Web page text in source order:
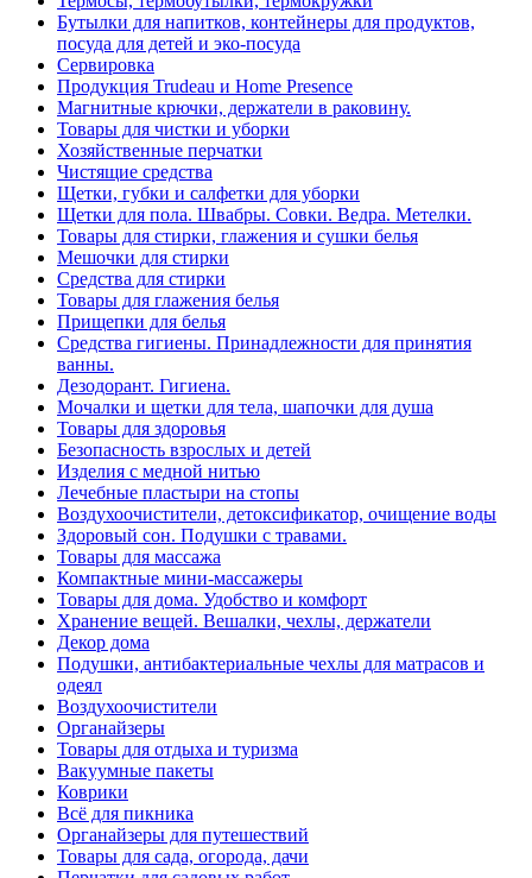
Бутылки для напитков, контейнеры для продуктов,
посуда для детей и эко-посуда
Сервировка
Продукция Trudeau и Home Presence
Магнитные крючки, держатели в раковину.
Товары для чистки и уборки
Хозяйственные перчатки
Чистящие средства
Щетки, губки и салфетки для уборки
Щетки для пола. Швабры. Совки. Ведра. Метелки.
Товары для стирки, глажения и сушки белья
Мешочки для стирки
Средства для стирки
Товары для глажения белья
Прищепки для белья
Средства гигиены. Принадлежности для принятия
ванны.
Дезодорант. Гигиена.
Мочалки и щетки для тела, шапочки для душа
Товары для здоровья
Безопасность взрослых и детей
Изделия с медной нитью
Лечебные пластыри на стопы
Воздухоочистители, детоксификатор, очищение воды
Здоровый сон. Подушки с травами.
Товары для массажа
Компактные мини-массажеры
Товары для дома. Удобство и комфорт
Хранение вещей. Вешалки, чехлы, держатели
Декор дома
Подушки, антибактериальные чехлы для матрасов и
одеял
Воздухоочистители
Органайзеры
Товары для отдыха и туризма
Вакуумные пакеты
Коврики
Всё для пикника
Органайзеры для путешествий
Товары для сада, огорода, дачи